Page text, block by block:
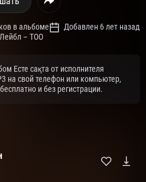
в альбоме
Добавлен 6 лет назад
Лейбл – ТОО
Есте сақта от исполнителя
на свой телефон или компьютер,
и без регистрации.